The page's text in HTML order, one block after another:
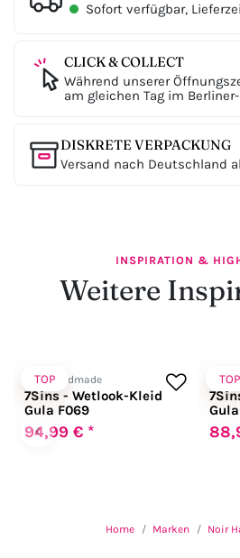
Sofort verfügbar,
CLICK & COLLECT
Während unserer
am gleichen Tag im
DISKRETE VERPACKUNG
Versand nach Deutschland
INSPIRATION &
Weitere
‹
TOP
Noir Handmade
7Sins - Wetlook-Kleid
Gula F069
94,99 € *
TOP
Noir
Home Marken Noir